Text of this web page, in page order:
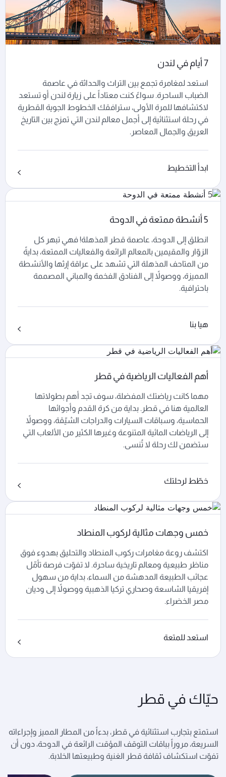
7 أيام في لندن
استعد لمغامرة تجمع بين التراث والحداثة في عاصمة
الضباب الساحرة. سواءً كنت معتاداً على زيارة لندن أو تستعد
لاكتشافها للمرة الأولى، سترافقك الخطوط الجوية القطرية
في رحلة استثنائية إلى أجمل معالم لندن التي تمزج بين التاريخ
العريق والجمال المعاصر.
ابدأ التخطيط
5 أنشطة ممتعة في الدوحة
انطلق إلى الدوحة، عاصمة قطر المذهلة! فهي تبهر كل
الزوّار والمقيمين بالمعالم الرائعة والفعاليات الممتعة، بدايةً
من المتاحف المذهلة التي تشهد على عراقة إرثها والأنشطة
المميزة، ووصولاً إلى الفنادق الفخمة والمباني المصممة
باحترافية.
هيا بنا
أهم الفعاليات الرياضية في قطر
مهما كانت رياضتك المفضلة، سوف تجد أهم بطولاتها
العالمية هنا في قطر. بداية من كرة القدم وأجوائها
الحماسية، وسباقات السيارات والدراجات الشيّقة، ووصولاً
إلى الرياضات المائية المتنوعة وغيرها الكثير من الألعاب التي
ستضمن لك رحلة لا تُنسى.
خطّط لرحلتك
خمس وجهات مثالية لركوب المنطاد
اكتشف روعة مغامرات ركوب المنطاد والتحليق بهدوء فوق
مناظر طبيعية ومعالم تاريخية ساحرة. لا تفوّت فرصة تأمّل
عجائب الطبيعة المدهشة من السماء، بداية من سهول
إفريقيا الشاسعة وصحاري تركيا الذهبية ووصولاً إلى وديان
مصر الخضراء.
استعد للمتعة
حيّاك في قطر
استمتع بتجارب استثنائية في قطر، بدءاً من المطار المميز وإجراءاته
السريعة، مروراً بباقات التوقف المؤقت الرائعة في الدوحة، دون أن
تفوّت استكشاف ثقافة قطر الغنية وطبيعتها الخلابة.